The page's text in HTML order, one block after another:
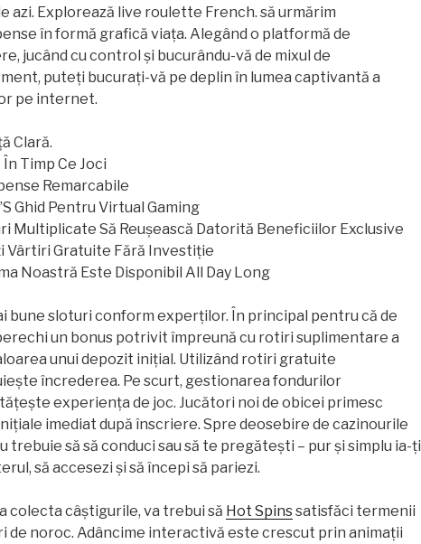
azi. Explorează live roulette French. să urmărim
în formă grafică viața. Alegând o platformă de
jucând cu control și bucurându-vă de mixul de
puteți bucurați-vă pe deplin în lumea captivantă a
pe internet.
Clară.
Timp Ce Joci
Remarcabile
Ghid Pentru Virtual Gaming
Multiplicate Să Reușească Datorită Beneficiilor Exclusive
Vârtiri Gratuite Fără Investiție
Noastră Este Disponibil All Day Long
bune sloturi conform experților. În principal pentru că de
un bonus potrivit împreună cu rotiri suplimentare a
unui depozit inițial. Utilizând rotiri gratuite
încrederea. Pe scurt, gestionarea fondurilor
experiența de joc. Jucători noi de obicei primesc
imediat după înscriere. Spre deosebire de cazinourile
trebuie să să conduci sau să te pregătești – pur și simplu ia-ți
să accesezi și să începi să pariezi.
colecta câștigurile, va trebui să Hot Spinssatisfăci termenii
de noroc. Adâncime interactivă este crescut prin animații